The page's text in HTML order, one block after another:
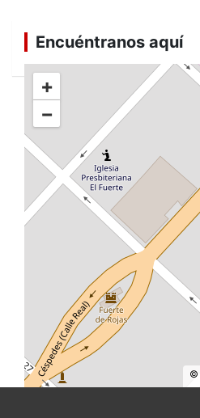
Encuéntranos aquí
+
−
©